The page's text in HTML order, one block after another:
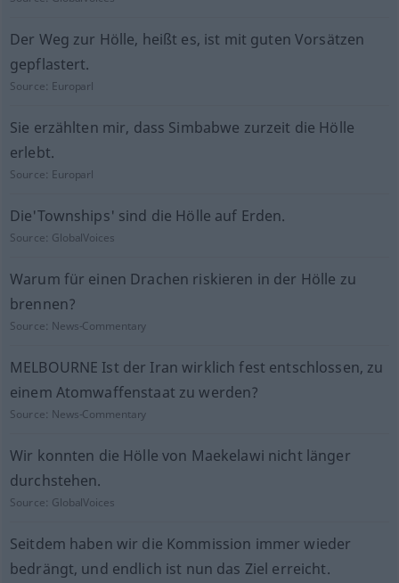
Der Weg zur Hölle, heißt es, ist mit guten Vorsätzen
gepflastert.
Source: Europarl
Sie erzählten mir, dass Simbabwe zurzeit die Hölle
erlebt.
Source: Europarl
Die'Townships' sind die Hölle auf Erden.
Source: GlobalVoices
Warum für einen Drachen riskieren in der Hölle zu
brennen?
Source: News-Commentary
MELBOURNE Ist der Iran wirklich fest entschlossen, zu
einem Atomwaffenstaat zu werden?
Source: News-Commentary
Wir konnten die Hölle von Maekelawi nicht länger
durchstehen.
Source: GlobalVoices
Seitdem haben wir die Kommission immer wieder
bedrängt, und endlich ist nun das Ziel erreicht.